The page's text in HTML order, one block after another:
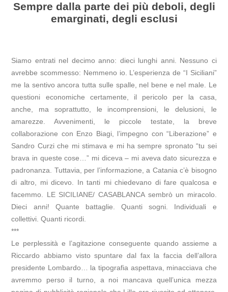
Sempre dalla parte dei più deboli, degli
emarginati, degli esclusi
Siamo entrati nel decimo anno: dieci lunghi anni. Nessuno ci
avrebbe scommesso: Nemmeno io. L’esperienza de “I Siciliani”
me la sentivo ancora tutta sulle spalle, nel bene e nel male. Le
questioni economiche certamente, il pericolo per la casa,
anche, ma soprattutto, le incomprensioni, le delusioni, le
amarezze. Avvenimenti, le piccole testate, la breve
collaborazione con Enzo Biagi, l’impegno con “Liberazione” e
Sandro Curzi che mi stimava e mi ha sempre spronato “tu sei
brava in queste cose…” mi diceva – mi aveva dato sicurezza e
padronanza. Tuttavia, per l’informazione, a Catania c’è bisogno
di altro, mi dicevo. In tanti mi chiedevano di fare qualcosa e
facemmo. LE SICILIANE/ CASABLANCA sembrò un miracolo.
Dieci anni! Quante battaglie. Quanti sogni. Individuali e
collettivi. Quanti ricordi.
***
Le perplessità e l’agitazione conseguente quando assieme a
Riccardo abbiamo visto spuntare dal fax la faccia dell’allora
presidente Lombardo… la tipografia aspettava, minacciava che
avremmo perso il turno, a noi mancava quell’unica mezza